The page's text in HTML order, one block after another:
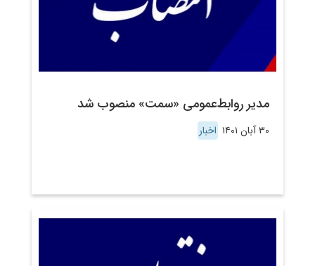
مدیر روابط‌عمومی «سمت» منصوب شد
۳۰ آبان ۱۴۰۱ اخبار